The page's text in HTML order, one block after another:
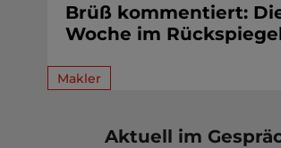
Brüß kommentiert:
Woche im
Makler
Aktuell im